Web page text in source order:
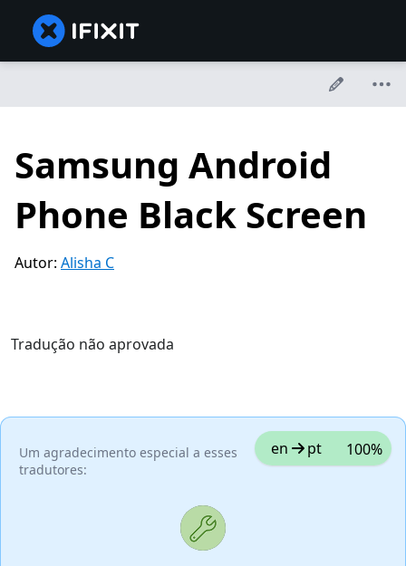
Samsung Android
Phone Black Screen
Autor: Alisha C
Tradução não aprovada
Um agradecimento especial a esses
tradutores:
en pt 100%